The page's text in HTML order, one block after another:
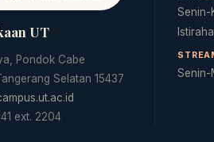
UT
Pondok Cabe
Selatan 15437
ext. 2204
Senin-
Senin-